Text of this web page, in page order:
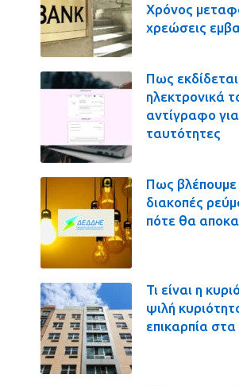
Χρόνος
χρεώσεις
Πως εκδίδεται
ηλεκτρονικά
αντίγραφο για
ταυτότητες
Πως βλέπουμε
διακοπές
πότε θα
Τι είναι η
ψιλή
επικαρπία